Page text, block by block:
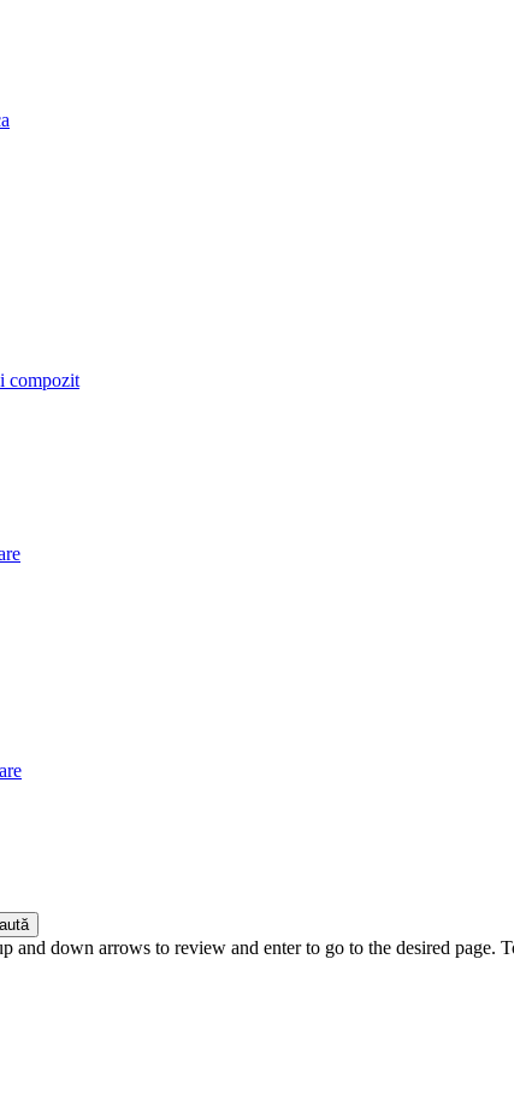
compozit
and down arrows to review and enter to go to the desired page.